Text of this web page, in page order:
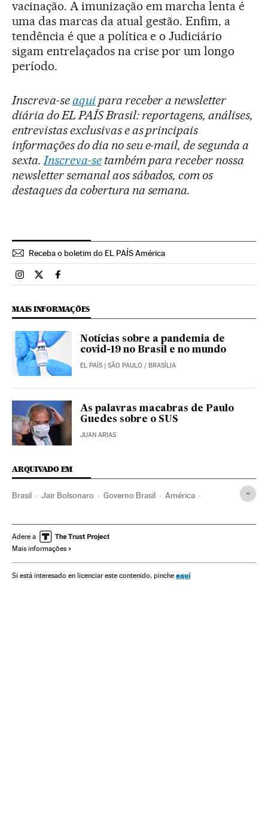
vacinação. A imunização em marcha lenta é
uma das marcas da atual gestão. Enfim, a
tendência é que a política e o Judiciário
sigam entrelaçados na crise por um longo
período.
Inscreva-seaquipara receber a newsletter
diária do EL PAÍS Brasil: reportagens, análises,
entrevistas exclusivas e as principais
informações do dia no seu e-mail, de segunda a
sexta.Inscreva-setambém para receber nossa
newsletter semanal aos sábados, com os
destaques da cobertura na semana.
Receba o boletim do EL PAÍS América
Brasil El País Brasil en Instagram
Brasil El País Brasil en Twitter
Brasil El País Brasil en Facebook
MAIS INFORMAÇÕES
Notícias sobre a pandemia de
covid-19 no Brasil e no mundo
EL PAÍS | SÃO PAULO / BRASÍLIA
As palavras macabras de Paulo
Guedes sobre o SUS
JUAN ARIAS
ARQUIVADO EM
Brasil Jair Bolsonaro Governo Brasil América
Adere a
Mais informações
Si está interesado en licenciar este contenido, pinche aquí